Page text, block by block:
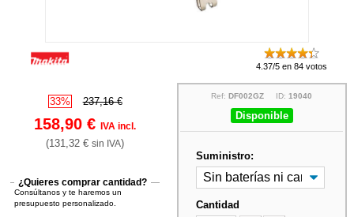
4.37/5 en 84 votos
33% 237,16 €
158,90 €IVA incl.
(131,32 €sin IVA)
¿Quieres comprar cantidad?
Consúltanos y te haremos un
presupuesto personalizado.
Ref:DF002GZ ID:19040
Disponible
Suministro:
Cantidad